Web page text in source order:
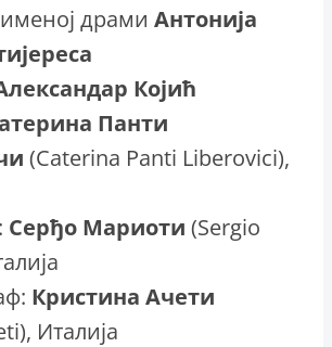
драми Антонија
Којић
Панти
(Caterina Panti Liberovici),
Серђо Мариоти (Sergio
Кристина Ачети
Италија